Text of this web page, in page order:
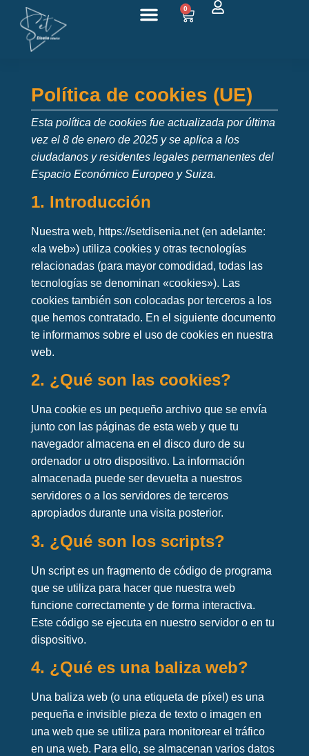
0
Política de cookies (UE)
Esta política de cookies fue actualizada por última
vez el 8 de enero de 2025 y se aplica a los
ciudadanos y residentes legales permanentes del
Espacio Económico Europeo y Suiza.
1. Introducción
Nuestra web, https://setdisenia.net(en adelante:
«la web») utiliza cookies y otras tecnologías
relacionadas (para mayor comodidad, todas las
tecnologías se denominan «cookies»). Las
cookies también son colocadas por terceros a los
que hemos contratado. En el siguiente documento
te informamos sobre el uso de cookies en nuestra
web.
2. ¿Qué son las cookies?
Una cookie es un pequeño archivo que se envía
junto con las páginas de esta web y que tu
navegador almacena en el disco duro de su
ordenador u otro dispositivo. La información
almacenada puede ser devuelta a nuestros
servidores o a los servidores de terceros
apropiados durante una visita posterior.
3. ¿Qué son los scripts?
Un script es un fragmento de código de programa
que se utiliza para hacer que nuestra web
funcione correctamente y de forma interactiva.
Este código se ejecuta en nuestro servidor o en tu
dispositivo.
4. ¿Qué es una baliza web?
Una baliza web (o una etiqueta de píxel) es una
pequeña e invisible pieza de texto o imagen en
una web que se utiliza para monitorear el tráfico
en una web. Para ello, se almacenan varios datos